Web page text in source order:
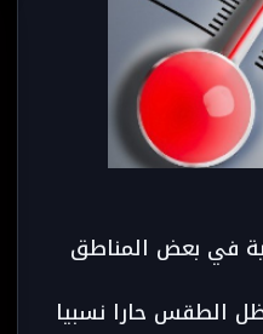
في بعض المناطق
الطقس حارا نسبيا